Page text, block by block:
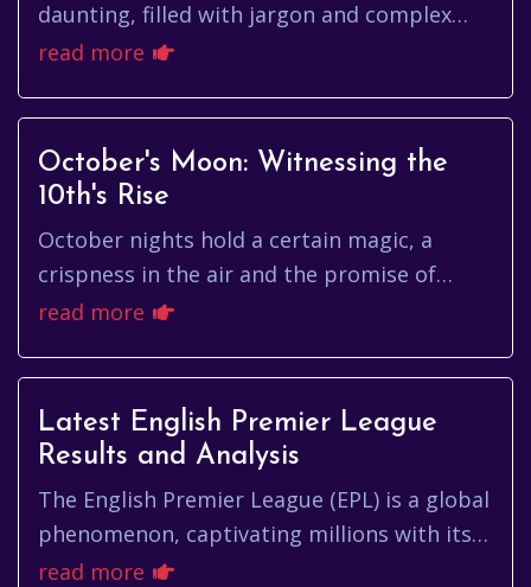
daunting, filled with jargon and complex
concepts. But at its heart, bitcoin is a
read more
October's Moon: Witnessing the
10th's Rise
October nights hold a certain magic, a
crispness in the air and the promise of
vibrant colors. But one particular night
read more
Latest English Premier League
Results and Analysis
The English Premier League (EPL) is a global
phenomenon, captivating millions with its
thrilling matches, world-class players, and
read more